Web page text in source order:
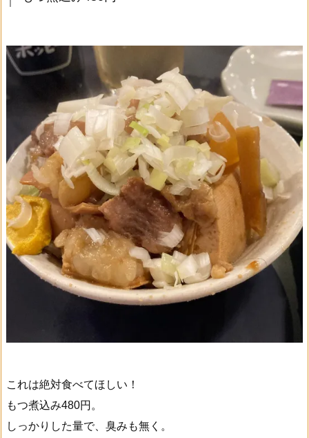
これは絶対食べてほしい！
もつ煮込み480円。
しっかりした量で、臭みも無く。